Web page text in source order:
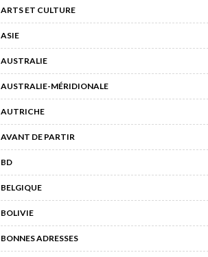
ARTS ET CULTURE
ASIE
AUSTRALIE
AUSTRALIE-MÉRIDIONALE
AUTRICHE
AVANT DE PARTIR
BD
BELGIQUE
BOLIVIE
BONNES ADRESSES